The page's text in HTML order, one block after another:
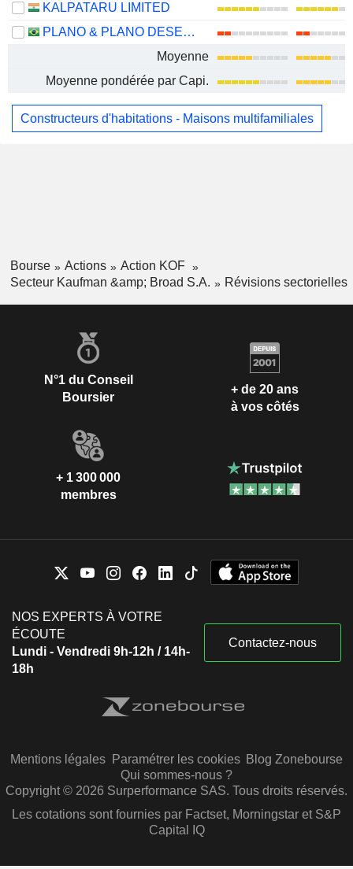
KALPATARU LIMITED
PLANO & PLANO DESENVOLVIMENTO IMOBILIÁRIO S.A.
Moyenne
Moyenne pondérée par Capi.
Constructeurs d'habitations - Maisons multifamiliales
Bourse Actions
Action KOF
Secteur Kaufman &amp; Broad S.A.
Révisions sectorielles
N°1 du Conseil
Boursier
+ de 20 ans
à vos côtés
+ 1 300 000
membres
NOS EXPERTS À VOTRE
ÉCOUTE
Lundi - Vendredi 9h-12h / 14h-
18h
Contactez-nous
Mentions légales Paramétrer les cookies Blog Zonebourse
Qui sommes-nous ?
Copyright © 2026 Surperformance SAS. Tous droits réservés.
Les cotations sont fournies par Factset, Morningstar et S&P
Capital IQ